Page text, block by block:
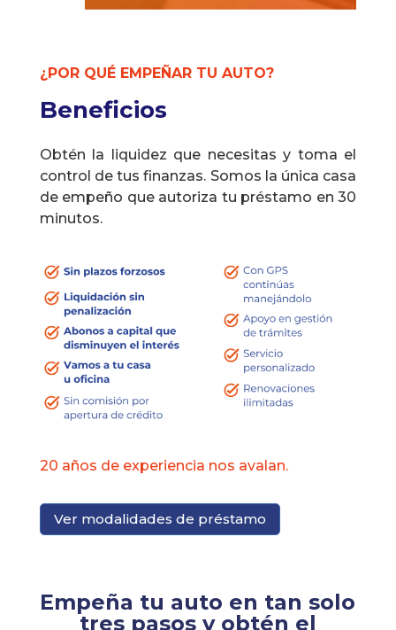
¿POR QUÉ EMPEÑAR TU AUTO?
Beneficios
Obtén la liquidez que necesitas y toma el
control de tus finanzas. Somos la única casa
de empeño que autoriza tu préstamo en 30
minutos.
20 años de experiencia nos avalan.
Ver modalidades de préstamo
Empeña tu auto en tan solo
tres pasos y obtén el